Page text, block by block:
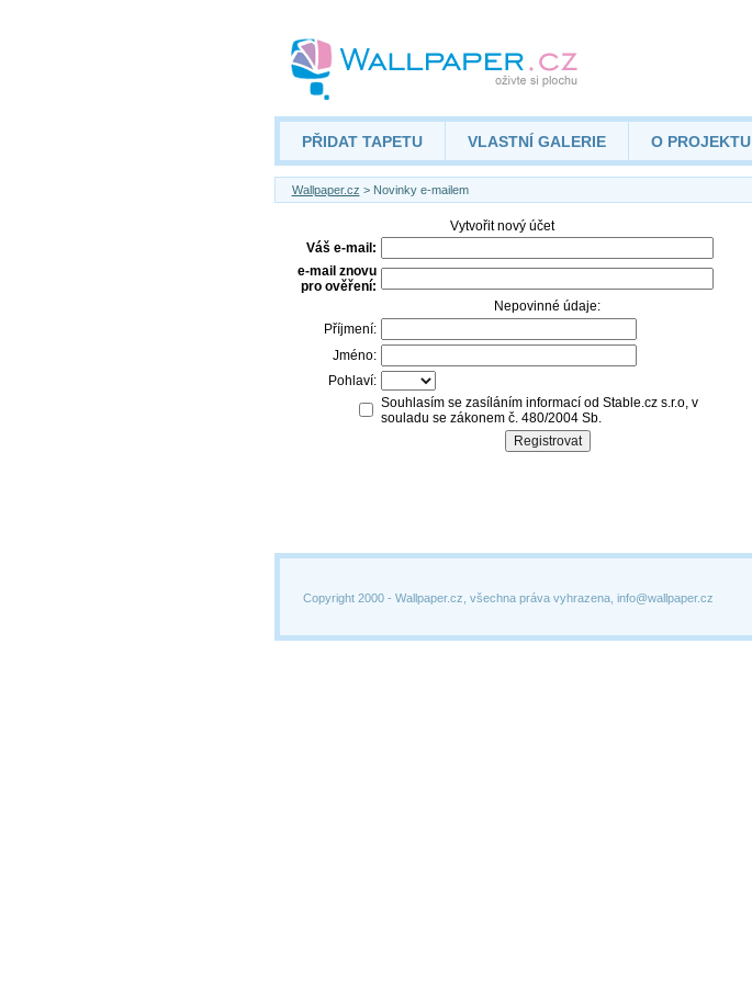
PŘIDAT TAPETU VLASTNÍ GALERIE O PROJEKTU
Wallpaper.cz > Novinky e-mailem
Copyright 2000 - Wallpaper.cz, všechna práva vyhrazena, info@wallpaper.cz